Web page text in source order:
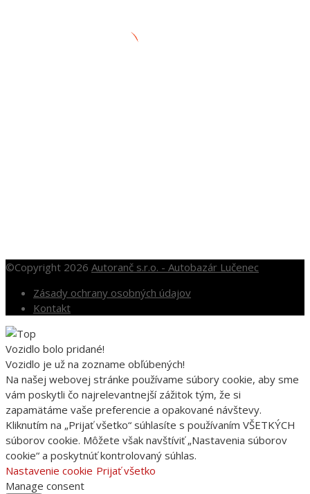
©Copyright 2026 Autoranč s.r.o. - Autobazár Lučenec
Zásady ochrany osobných údajov
Kontakt
Vozidlo bolo pridané!
Vozidlo je už na zozname obľúbených!
Na našej webovej stránke používame súbory cookie, aby sme
vám poskytli čo najrelevantnejší zážitok tým, že si
zapamätáme vaše preferencie a opakované návštevy.
Kliknutím na „Prijať všetko“ súhlasíte s používaním VŠETKÝCH
súborov cookie. Môžete však navštíviť „Nastavenia súborov
cookie“ a poskytnúť kontrolovaný súhlas.
Nastavenie cookie Prijať všetko
Manage consent